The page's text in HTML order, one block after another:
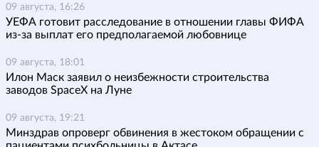
09 августа, 16:26
УЕФА готовит расследование в отношении главы ФИФА
из-за выплат его предполагаемой любовнице
09 августа, 18:01
Илон Маск заявил о неизбежности строительства
заводов SpaceX на Луне
09 августа, 19:21
Минздрав опроверг обвинения в жестоком обращении с